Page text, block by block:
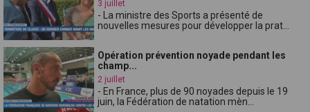
3 juillet
- La ministre des Sports a présenté de
nouvelles mesures pour développer la prat...
Opération prévention noyade pendant les
champ...
2 juillet
- En France, plus de 90 noyades depuis le 19
juin, la Fédération de natation mèn...